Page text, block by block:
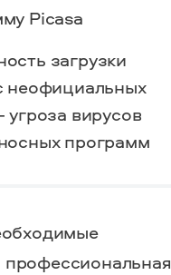
Picasa
загрузки
неофициальных
угроза вирусов
программ